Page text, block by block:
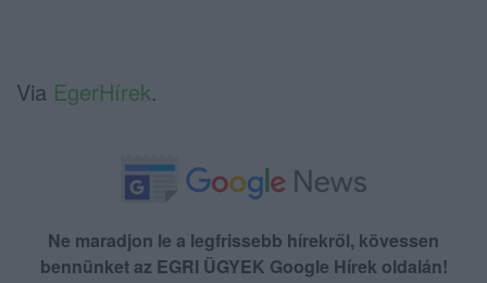
Via EgerHírek.
Ne maradjon le a legfrissebb hírekről, kövessen
bennünket az EGRI ÜGYEK Google Hírek oldalán!